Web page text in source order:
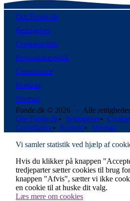
Om Fonde.dk
Betingelser
Cookiepolitik
Persondatapolitik
Compliance
Kontakt
Sitemap
Fonde.dk © 2026 · Alle
Om Fonde.dk• Betingelser•
Compliance• Kontakt• Sitemap
Vi samler statistik ved hjælp af
Hvis du klikker på knappen
tredjeparter sætter cookies til brug
knappen "Afvis", sætter vi ikke
en cookie til at huske dit valg.
Læs mere om cookies